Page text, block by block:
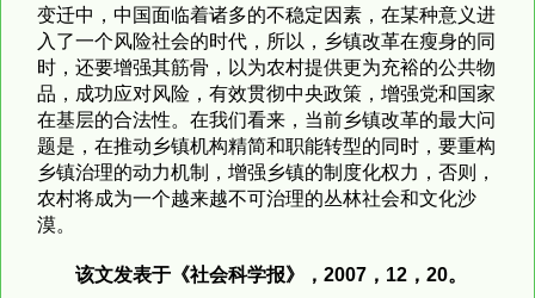
变迁中，中国面临着诸多的不稳定因素，在某种意义进
入了一个风险社会的时代，所以，乡镇改革在瘦身的同
时，还要增强其筋骨，以为农村提供更为充裕的公共物
品，成功应对风险，有效贯彻中央政策，增强党和国家
在基层的合法性。在我们看来，当前乡镇改革的最大问
题是，在推动乡镇机构精简和职能转型的同时，要重构
乡镇治理的动力机制，增强乡镇的制度化权力，否则，
农村将成为一个越来越不可治理的丛林社会和文化沙
漠。
该文发表于《社会科学报》，2007，12，20。